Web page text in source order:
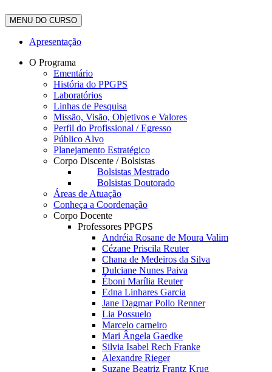
MENU DO CURSO
Apresentação
O Programa
Ementário
História do PPGPS
Laboratórios
Linhas de Pesquisa
Missão, Visão, Objetivos e Valores
Perfil do Profissional / Egresso
Público Alvo
Planejamento Estratégico
Corpo Discente / Bolsistas
Bolsistas Mestrado
Bolsistas Doutorado
Áreas de Atuação
Conheça a Coordenação
Corpo Docente
Professores PPGPS
Andréia Rosane de Moura Valim
Cézane Priscila Reuter
Chana de Medeiros da Silva
Dulciane Nunes Paiva
Éboni Marília Reuter
Edna Linhares Garcia
Jane Dagmar Pollo Renner
Lia Possuelo
Marcelo carneiro
Mari Ângela Gaedke
Silvia Isabel Rech Franke
Alexandre Rieger
Suzane Beatriz Frantz Krug